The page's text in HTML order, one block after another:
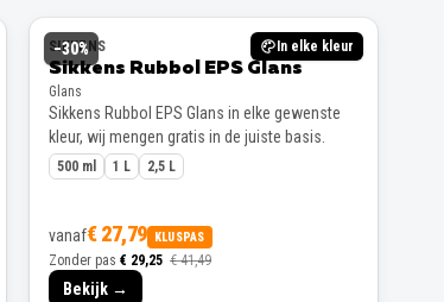
−30% In elke kleur
SIKKENS
Sikkens Rubbol EPS Glans
Glans
Sikkens Rubbol EPS Glans in elke gewenste
kleur, wij mengen gratis in de juiste basis.
500 ml 1 L 2,5 L
vanaf€ 27,79 KLUSPAS
Zonder pas € 29,25 € 41,49
Bekijk →